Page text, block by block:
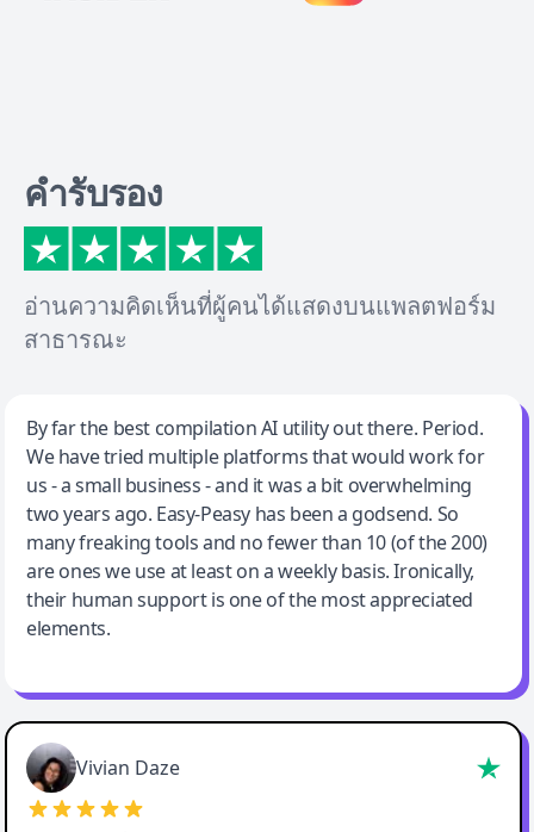
คำรับรอง
อ่านความคิดเห็นที่ผู้คนได้แสดงบนแพลตฟอร์ม
สาธารณะ
Jeff Wilson
By far the best compilation AI utility
By far the best compilation AI utility out there. Period.
We have tried multiple platforms that would work for
us - a small business - and it was a bit overwhelming
two years ago. Easy-Peasy has been a godsend. So
many freaking tools and no fewer than 10 (of the 200)
are ones we use at least on a weekly basis. Ironically,
their human support is one of the most appreciated
elements.
Vivian Daze